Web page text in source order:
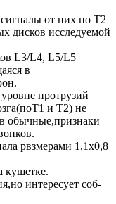
от них по T2
дисков исследуемой
L3/L4, L5/L5
в
протрузий
и Т2) не
обычные,признаки
рвзмерами 1,1х0,8
кушетке.
интересует соб-